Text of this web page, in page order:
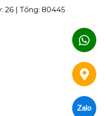
26 | Tổng: 80445
Zalo